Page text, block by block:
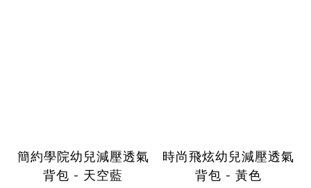
簡約學院幼兒減壓透氣
背包 - 天空藍
時尚飛炫幼兒減壓透氣
背包 - 黃色